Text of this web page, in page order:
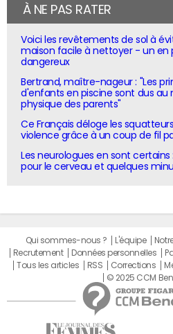
À NE PAS RATER
Voici les revêtements de sol à
maison facile à nettoyer - un en
dangereux
Bertrand, maître-nageur : "Les
d'enfants en piscine sont dus
physique des parents"
Ce Français déloge les
violence grâce à un coup de fil
Les neurologues en sont
pour le cerveau et quelques
Qui sommes-nous ? L'équipe
Recrutement
Données personnelles
Tous les articles
RSS Corrections
© 2025 CCM